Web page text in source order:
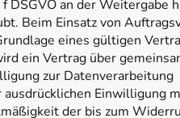
an der Weitergabe
Beim Einsatz von
eines gültigen
ein Vertrag über
zur Datenverarbeitung
Einwilligung
der bis zum